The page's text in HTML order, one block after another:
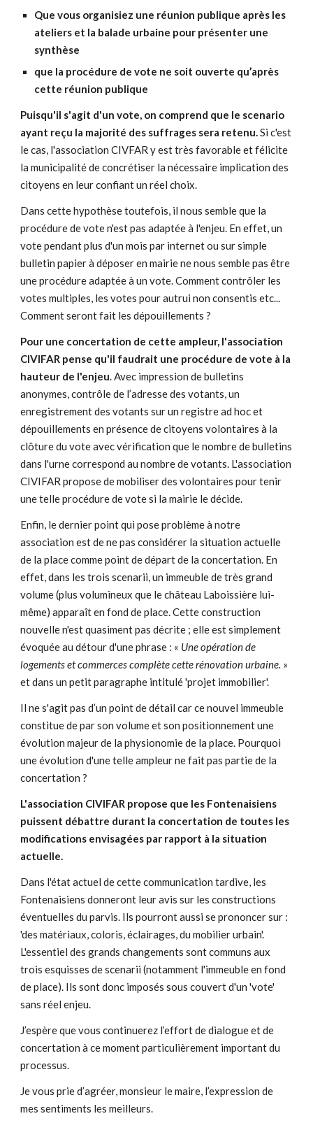
Que vous organisiez une réunion publique après les
ateliers et la balade urbaine pour présenter une
synthèse
que la procédure de vote ne soit ouverte qu’après
cette réunion publique
Puisqu'il s'agit d'un vote, on comprend que le scenario
ayant reçu la majorité des suffrages sera retenu.Si c'est
le cas, l'association CIVFAR y est très favorable et félicite
la municipalité de concrétiser la nécessaire implication des
citoyens en leur confiant un réel choix.
Dans cette hypothèse toutefois, il nous semble que la
procédure de vote n'est pas adaptée à l'enjeu. En effet, un
vote pendant plus d'un mois par internet ou sur simple
bulletin papier à déposer en mairie ne nous semble pas être
une procédure adaptée à un vote. Comment contrôler les
votes multiples, les votes pour autrui non consentis etc...
Comment seront fait les dépouillements ?
Pour une concertation de cette ampleur, l'association
CIVIFAR pense qu'il faudrait une procédure de vote à la
hauteur de l'enjeu. Avec impression de bulletins
anonymes, contrôle de l’adresse des votants, un
enregistrement des votants sur un registre ad hoc et
dépouillements en présence de citoyens volontaires à la
clôture du vote avec vérification que le nombre de bulletins
dans l'urne correspond au nombre de votants. L'association
CIVIFAR propose de mobiliser des volontaires pour tenir
une telle procédure de vote si la mairie le décide.
Enfin, le dernier point qui pose problème à notre
association est de ne pas considérer la situation actuelle
de la place comme point de départ de la concertation. En
effet, dans les trois scenarii, un immeuble de très grand
volume (plus volumineux que le château Laboissière lui-
même) apparaît en fond de place. Cette construction
nouvelle n'est quasiment pas décrite ; elle est simplement
évoquée au détour d'une phrase : « Une opération de
logements et commerces complète cette rénovation urbaine. »
et dans un petit paragraphe intitulé 'projet immobilier'.
Il ne s'agit pas d’un point de détail car ce nouvel immeuble
constitue de par son volume et son positionnement une
évolution majeur de la physionomie de la place. Pourquoi
une évolution d'une telle ampleur ne fait pas partie de la
concertation ?
L'association CIVIFAR propose que les Fontenaisiens
puissent débattre durant la concertation de toutes les
modifications envisagées par rapport à la situation
actuelle.
Dans l'état actuel de cette communication tardive, les
Fontenaisiens donneront leur avis sur les constructions
éventuelles du parvis. Ils pourront aussi se prononcer sur :
'des matériaux, coloris, éclairages, du mobilier urbain'.
L'essentiel des grands changements sont communs aux
trois esquisses de scenarii (notamment l'immeuble en fond
de place). Ils sont donc imposés sous couvert d'un 'vote'
sans réel enjeu.
J’espère que vous continuerez l’effort de dialogue et de
concertation à ce moment particulièrement important du
processus.
Je vous prie d’agréer, monsieur le maire, l’expression de
mes sentiments les meilleurs.